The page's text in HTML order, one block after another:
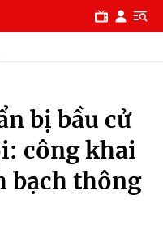
bị bầu cử
công khai
bạch thông